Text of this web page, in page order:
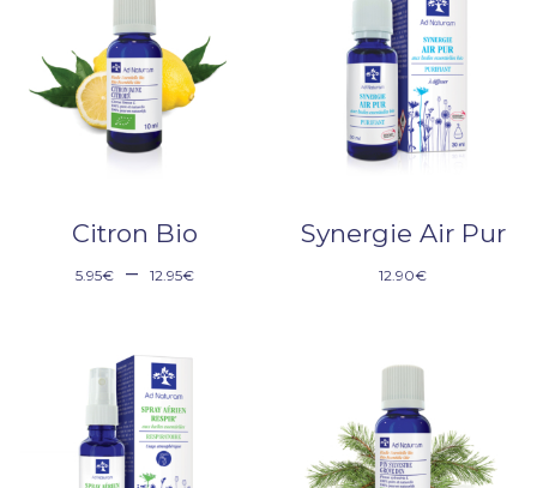
Citron Bio
5.95€ – 12.95€
Synergie Air Pur
12.90€